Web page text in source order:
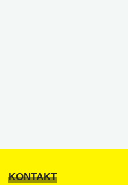
KONTAKT